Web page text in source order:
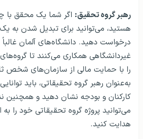
رهبر گروه تحقیق: اگر شما یک محقق با
هستید، می‌توانید برای تبدیل شدن به
درخواست دهید. دانشگاه‌های آلمان
غیردانشگاهی همکاری می‌کنند تا
را با حمایت مالی از سازمان‌های شخص
به‌عنوان رهبر گروه تحقیقاتی، باید
کارکنان و بودجه نشان دهید و همچنین
می‌توانید پروژه گروه تحقیقاتی خود را
هدایت کنید.